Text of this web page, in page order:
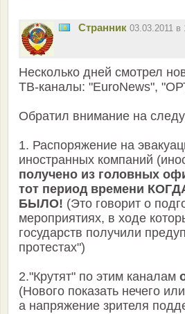
Странник 03.03.2011
Несколько дней смотрел
ТВ-каналы: "EuroNews",
Обратил внимание на
1. Распоряжение на
иностранных компаний
получено из головных
тот период времени
БЫЛО! (Это говорит о
мероприятиях, в ходе
государств получили
протестах")
2."Крутят" по этим каналам
(Нового показать нечего
а напряжение зрителя